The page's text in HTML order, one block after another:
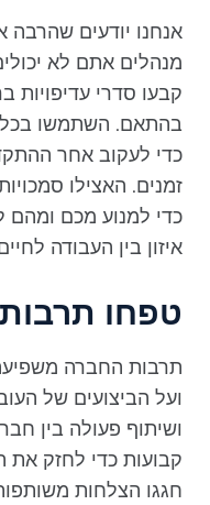
אנחנו יודעים שהרבה
מנהלים אתם לא יכולים
קבעו סדרי עדיפויות
בהתאם. השתמשו בכלים
כדי לעקוב אחר
זמנים. האצילו
כדי למנוע מכם ומהם
איזון בין העבודה
טפחו תרבות
תרבות החברה משפיעה
ועל הביצועים של
ושיתוף פעולה בין
קבועות כדי לחזק את
חגגו הצלחות